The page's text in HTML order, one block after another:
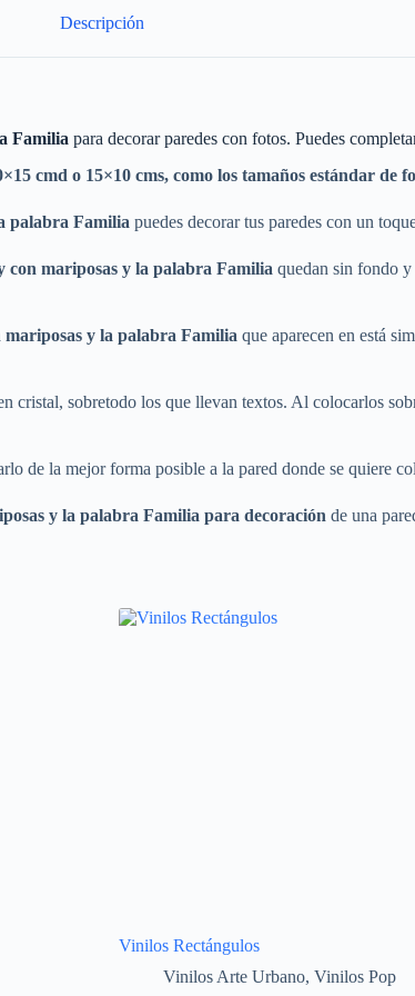
Descripción
Familia para decorar paredes con fotos. Puedes
cmd o 15×10 cms, como los tamaños estándar de
palabra Familia puedes decorar tus paredes con un
con mariposas y la palabra Familia quedan sin fondo y
y la palabra Familia que aparecen en está
cristal, sobretodo los que llevan textos. Al colocarlos
de la mejor forma posible a la pared donde se quiere
y la palabra Familia para decoración de una
Vinilos Rectángulos
Vinilos Arte Urbano, Vinilos Pop